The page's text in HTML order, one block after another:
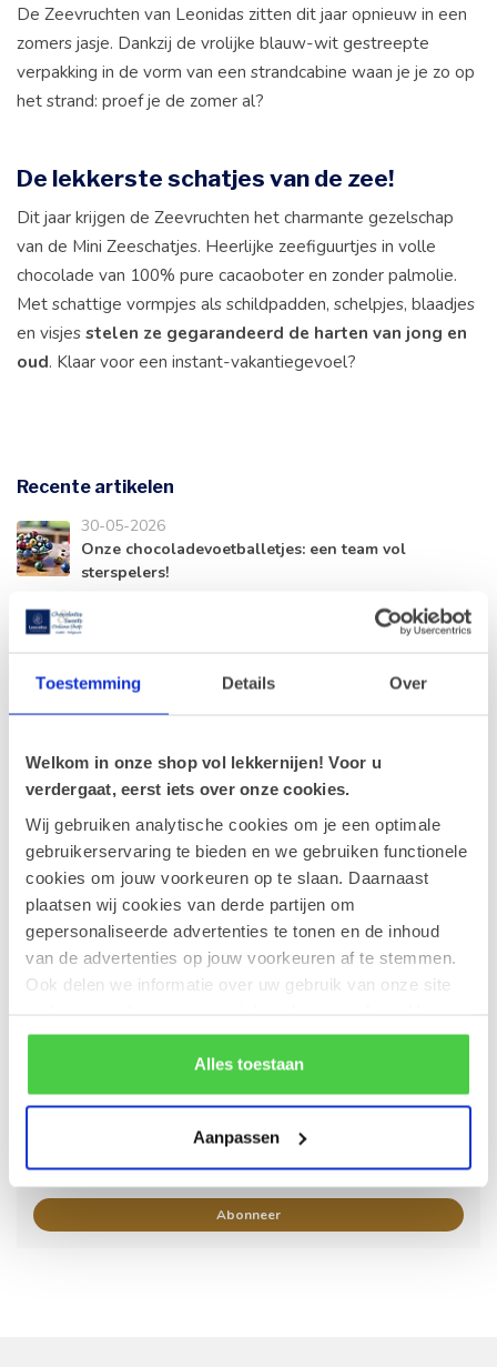
Toestemming Details Over
Welkom in onze shop vol lekkernijen! Voor u
verdergaat, eerst iets over onze cookies.
Wij gebruiken analytische cookies om je een optimale
gebruikerservaring te bieden en we gebruiken functionele
cookies om jouw voorkeuren op te slaan. Daarnaast
plaatsen wij cookies van derde partijen om
gepersonaliseerde advertenties te tonen en de inhoud
van de advertenties op jouw voorkeuren af te stemmen.
Ook delen we informatie over uw gebruik van onze site
rekening mee dat als je bepaalde cookies blokkeert, het
de correcte werking van de website kan verstoren.
Alles toestaan
Aanpassen
De Zeevruchten van Leonidas zitten dit jaar opnieuw in een
zomers jasje. Dankzij de vrolijke blauw-wit gestreepte
verpakking in de vorm van een strandcabine waan je je zo op
het strand: proef je de zomer al?
De lekkerste schatjes van de zee!
Dit jaar krijgen de Zeevruchten het charmante gezelschap
van de Mini Zeeschatjes. Heerlijke zeefiguurtjes in volle
chocolade van 100% pure cacaoboter en zonder palmolie.
Met schattige vormpjes als schildpadden, schelpjes, blaadjes
en visjesstelen ze gegarandeerd de harten van jong en
oud. Klaar voor een instant-vakantiegevoel?
Recente artikelen
30-05-2026
Onze chocoladevoetballetjes: een team vol
sterspelers!
10-04-2026
Een ballotin valt altijd in de smaak.
23-02-2026
Nieuw paaseitje: Amandel
Blijf op de hoogte over onze laatste acties
Abonneer